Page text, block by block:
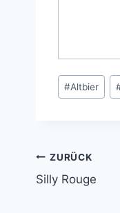
#Altbier
ZURÜCK
Silly Rouge